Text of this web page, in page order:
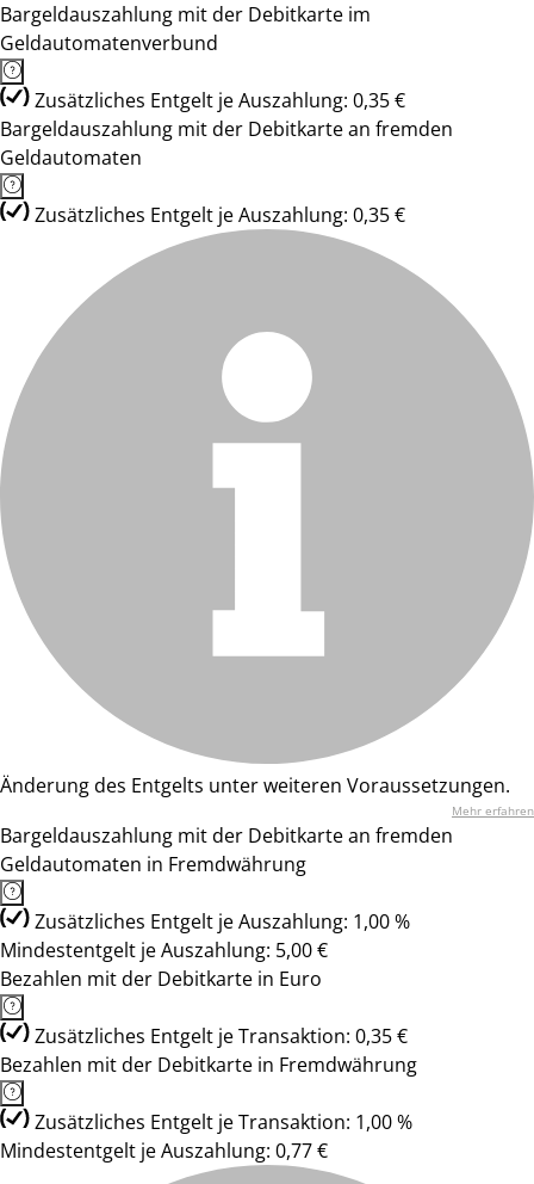
Bargeldauszahlung mit der Debitkarte im
Geldautomatenverbund
Zusätzliches Entgelt je Auszahlung: 0,35 €
Bargeldauszahlung mit der Debitkarte an fremden
Geldautomaten
Zusätzliches Entgelt je Auszahlung: 0,35 €
Änderung des Entgelts unter weiteren Voraussetzungen.
Mehr erfahren
Bargeldauszahlung mit der Debitkarte an fremden
Geldautomaten in Fremdwährung
Zusätzliches Entgelt je Auszahlung: 1,00 %
Mindestentgelt je Auszahlung: 5,00 €
Bezahlen mit der Debitkarte in Euro
Zusätzliches Entgelt je Transaktion: 0,35 €
Bezahlen mit der Debitkarte in Fremdwährung
Zusätzliches Entgelt je Transaktion: 1,00 %
Mindestentgelt je Auszahlung: 0,77 €